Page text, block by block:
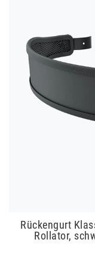
Rückengurt
Rollator,